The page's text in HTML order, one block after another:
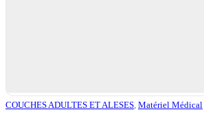
COUCHES ADULTES ET ALESES Matériel Médical